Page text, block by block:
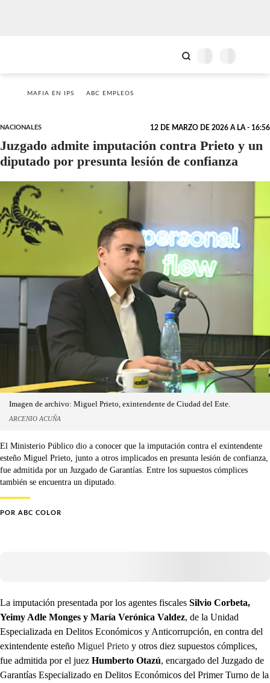
MAFIA EN IPS ABC EMPLEOS
NACIONALES 12 DE MARZO DE 2026 A LA - 16:56
Juzgado admite imputación contra Prieto y un
diputado por presunta lesión de confianza
Imagen de archivo: Miguel Prieto, exintendente de Ciudad del Este.
ARCENIO ACUÑA
El Ministerio Público dio a conocer que la imputación contra el exintendente
esteño Miguel Prieto, junto a otros implicados en presunta lesión de confianza,
fue admitida por un Juzgado de Garantías. Entre los supuestos cómplices
también se encuentra un diputado.
POR ABC COLOR
La imputación presentada por los agentes fiscales Silvio Corbeta,
Yeimy Adle Monges y María Verónica Valdez, de la Unidad
Especializada en Delitos Económicos y Anticorrupción, en contra del
exintendente esteño Miguel Prieto y otros diez supuestos cómplices,
fue admitida por el juez Humberto Otazú, encargado del Juzgado de
Garantías Especializado en Delitos Económicos del Primer Turno de la